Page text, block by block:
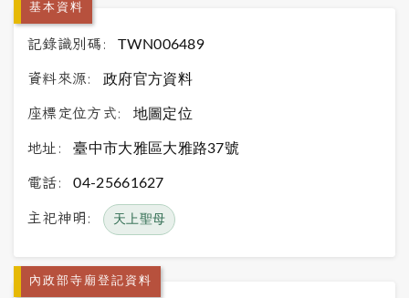
基本資料
記錄識別碼: TWN006489
資料來源: 政府官方資料
座標定位方式: 地圖定位
地址: 臺中市大雅區大雅路37號
電話: 04-25661627
主祀神明: 天上聖母
內政部寺廟登記資料